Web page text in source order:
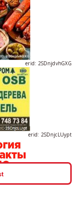
erid: 2SDnjdvhGXG
erid: 2SDnjcrDNw6